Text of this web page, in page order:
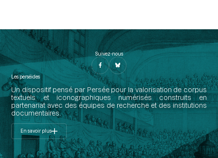
Suivez-nous
Les perséides
Un dispositif pensé par Persée pour la valorisation de corpus
textuels et iconographiques numérisés construits en
partenariat avec des équipes de recherche et des institutions
documentaires.
En savoir plus